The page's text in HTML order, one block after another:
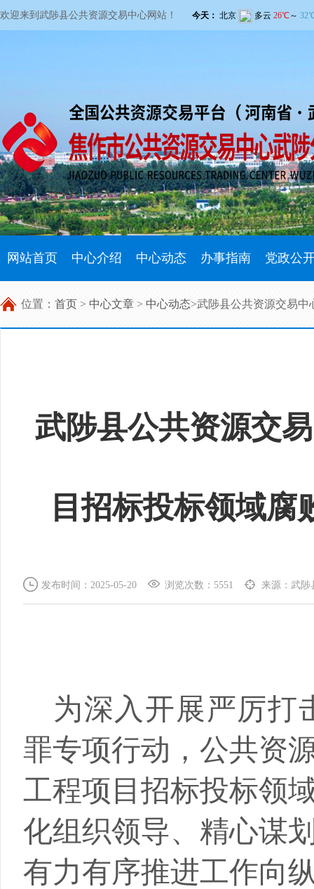
欢迎来到武陟县公共资源交易中心网站！
网站首页 中心介绍 中心动态 办事指南 党政公
位置： 首页 > 中心文章 > 中心动态>武陟县公共资源交易中
武陟县公共资源交
目招标投标领域
发布时间：2025-05-20 浏览次数：5551 来源：武陟
为深入开展严厉打
罪专项行动，公共资
工程项目招标投标领
化组织领导、精心谋
有力有序推进工作向